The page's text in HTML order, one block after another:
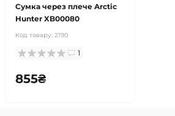
Сумка через плече Arctic
Hunter XB00080
Код товару: 2190
1
855₴